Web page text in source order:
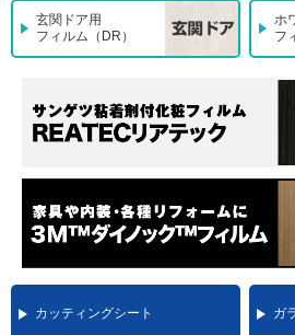
玄関ドア用
フィルム（DR）
ホ
フ
カッティングシート ガ